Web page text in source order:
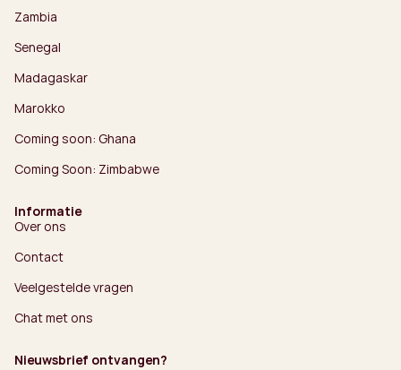
Zambia
Senegal
Madagaskar
Marokko
Coming soon: Ghana
Coming Soon: Zimbabwe
Informatie
Over ons
Contact
Veelgestelde vragen
Chat met ons
Nieuwsbrief ontvangen?